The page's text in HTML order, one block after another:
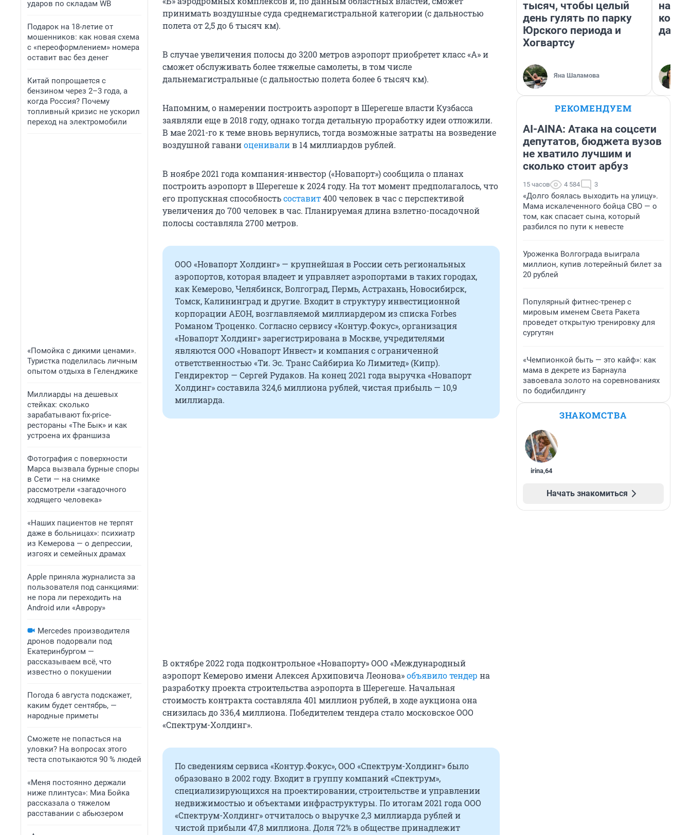
ударов по складам WB
Подарок на 18-летие от
мошенников: как новая схема
с «переоформлением» номера
оставит вас без денег
Китай попрощается с
бензином через 2–3 года, а
когда Россия? Почему
топливный кризис не ускорил
переход на электромобили
«Помойка с дикими ценами».
Туристка поделилась личным
опытом отдыха в Геленджике
Миллиарды на дешевых
стейках: сколько
зарабатывают fix-price-
рестораны «The Бык» и как
устроена их франшиза
Фотография с поверхности
Марса вызвала бурные споры
в Сети — на снимке
рассмотрели «загадочного
ходящего человека»
«Наших пациентов не терпят
даже в больницах»: психиатр
из Кемерова — о депрессии,
изгоях и семейных драмах
Apple приняла журналиста за
пользователя под санкциями:
не пора ли переходить на
Android или «Аврору»
Mercedes производителя
дронов подорвали под
Екатеринбургом —
рассказываем всё, что
известно о покушении
Погода 6 августа подскажет,
каким будет сентябрь, —
народные приметы
Сможете не попасться на
уловки? На вопросах этого
теста спотыкаются 90 % людей
«Меня постоянно держали
ниже плинтуса»: Миа Бойка
рассказала о тяжелом
расставании с абьюзером
принимать воздушные суда среднемагистральной категории (с дальностью
полета от 2,5 до 6 тысяч км).
В случае увеличения полосы до 3200 метров аэропорт приобретет класс «А» и
сможет обслуживать более тяжелые самолеты, в том числе
дальнемагистральные (с дальностью полета более 6 тысяч км).
Напомним, о намерении построить аэропорт в Шерегеше власти Кузбасса
заявляли еще в 2018 году, однако тогда детальную проработку идеи отложили.
В мае 2021-го к теме вновь вернулись, тогда возможные затраты на возведение
воздушной гаваниоценивалив 14 миллиардов рублей.
В ноябре 2021 года компания-инвестор («Новапорт») сообщила о планах
построить аэропорт в Шерегеше к 2024 году. На тот момент предполагалось, что
его пропускная способностьсоставит400 человек в час с перспективой
увеличения до 700 человек в час. Планируемая длина взлетно-посадочной
полосы составляла 2700 метров.
ООО «Новапорт Холдинг» — крупнейшая в России сеть региональных
аэропортов, которая владеет и управляет аэропортами в таких городах,
как Кемерово, Челябинск, Волгоград, Пермь, Астрахань, Новосибирск,
Томск, Калининград и другие. Входит в структуру инвестиционной
корпорации АЕОН, возглавляемой миллиардером из списка Forbes
Романом Троценко. Согласно сервису «Контур.Фокус», организация
«Новапорт Холдинг» зарегистрирована в Москве, учредителями
являются ООО «Новапорт Инвест» и компания с ограниченной
ответственностью «Ти. Эс. Транс Сайбириа Ко Лимитед» (Кипр).
Гендиректор — Сергей Рудаков. На конец 2021 года выручка «Новапорт
Холдинг» составила 324,6 миллиона рублей, чистая прибыль — 10,9
миллиарда.
В октябре 2022 года подконтрольное «Новапорту» ООО «Международный
аэропорт Кемерово имени Алексея Архиповича Леонова»объявило тендер на
разработку проекта строительства аэропорта в Шерегеше. Начальная
стоимость контракта составляла 401 миллион рублей, в ходе аукциона она
снизилась до 336,4 миллиона. Победителем тендера стало московское ООО
«Спектрум-Холдинг».
По сведениям сервиса «Контур.Фокус», ООО «Спектрум-Холдинг» было
образовано в 2002 году. Входит в группу компаний «Спектрум»,
специализирующихся на проектировании, строительстве и управлении
недвижимостью и объектами инфраструктуры. По итогам 2021 года ООО
«Спектрум-Холдинг» отчиталось о выручке 2,3 миллиарда рублей и
чистой прибыли 47,8 миллиона. Доля 72% в обществе принадлежит
тысяч, чтобы целый
день гулять по парку
Юрского периода и
Хогвартсу
Яна Шаламова
даже
РЕКОМЕНДУЕМ
AI-AINA: Атака на соцсети
депутатов, бюджета вузов
не хватило лучшим и
сколько стоит арбуз
15 часов 4 584 3
«Долго боялась выходить на улицу».
Мама искалеченного бойца СВО — о
том, как спасает сына, который
разбился по пути к невесте
Уроженка Волгограда выиграла
миллион, купив лотерейный билет за
20 рублей
Популярный фитнес-тренер с
мировым именем Света Ракета
проведет открытую тренировку для
сургутян
«Чемпионкой быть — это кайф»: как
мама в декрете из Барнаула
завоевала золото на соревнованиях
по бодибилдингу
ЗНАКОМСТВА
irina,64
Начать знакомиться